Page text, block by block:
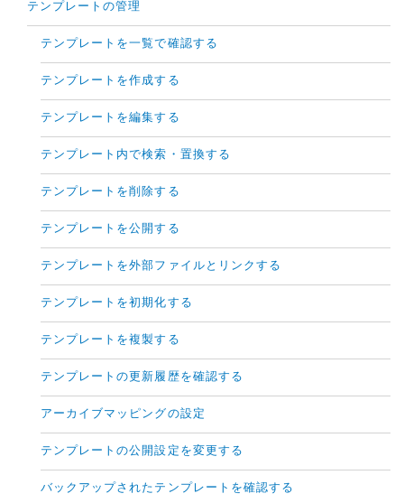
テンプレートの管理
テンプレートを一覧で確認する
テンプレートを作成する
テンプレートを編集する
テンプレート内で検索・置換する
テンプレートを削除する
テンプレートを公開する
テンプレートを外部ファイルとリンクする
テンプレートを初期化する
テンプレートを複製する
テンプレートの更新履歴を確認する
アーカイブマッピングの設定
テンプレートの公開設定を変更する
バックアップされたテンプレートを確認する